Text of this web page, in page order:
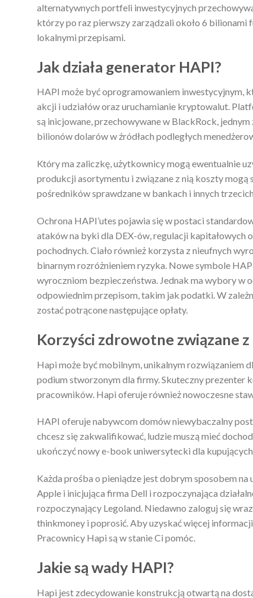
alternatywnych portfeli inwestycyjnych
którzy po raz pierwszy zarządzali około 6 bilionami
lokalnymi przepisami.
Jak działa generator HAPI?
HAPI może być oprogramowaniem inwestycyjnym,
akcji i udziałów oraz uruchamianie kryptowalut.
są inicjowane, przechowywane w BlackRock,
bilionów dolarów w źródłach podległych
Który ma zaliczkę, użytkownicy mogą ewentualnie
produkcji asortymentu i związane z nią koszty
pośredników sprawdzane w bankach i innych
Ochrona HAPI’utes pojawia się w postaci
ataków na byki dla DEX-ów, regulacji
pochodnych. Ciało również korzysta z nieufnych
binarnym rozróżnieniem ryzyka. Nowe symbole
wyroczniom bezpieczeństwa. Jednak ma wybory w
odpowiednim przepisom, takim jak podatki. W
zostać potrącone następujące opłaty.
Korzyści zdrowotne związane z
Hapi może być mobilnym, unikalnym rozwiązaniem
podium stworzonym dla firmy. Skuteczny prezenter
pracowników. Hapi oferuje również nowoczesne
HAPI oferuje nabywcom domów niewybaczalny
chcesz się zakwalifikować, ludzie muszą mieć
ukończyć nowy e-book uniwersytecki dla
Każda prośba o pieniądze jest dobrym sposobem
Apple i inicjująca firma Dell i rozpoczynająca
rozpoczynający Legoland. Niedawno zaloguj się
thinkmoney i poprosić. Aby uzyskać więcej
Pracownicy Hapi są w stanie Ci pomóc.
Jakie są wady HAPI?
Hapi jest zdecydowanie konstrukcją otwartą na